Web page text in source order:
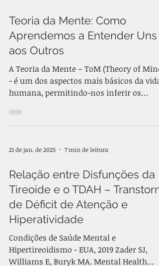
Teoria da Mente: Como
Aprendemos a Entender Uns
aos Outros
A Teoria da Mente – ToM (Theory of Mind)
- é um dos aspectos mais básicos da vida
humana, permitindo-nos inferir os
21 de jan. de 2025 7 min de leitura
Relação entre Disfunções da
Tireoide e o TDAH –
de Déficit de Atenção e
Hiperatividade
Condições de Saúde Mental e
Hipertireoidismo - EUA, 2019 Zader SJ,
Williams E, Buryk MA. Mental Health